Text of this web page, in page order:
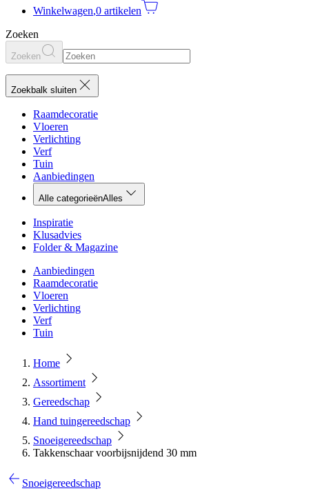
Winkelwagen,0 artikelen
Zoeken
Zoeken
Zoekbalk sluiten
Raamdecoratie
Vloeren
Verlichting
Verf
Tuin
Aanbiedingen
Alle categorieënAlles
Inspiratie
Klusadvies
Folder & Magazine
Aanbiedingen
Raamdecoratie
Vloeren
Verlichting
Verf
Tuin
Home
Assortiment
Gereedschap
Hand tuingereedschap
Snoeigereedschap
Takkenschaar voorbijsnijdend 30 mm
Snoeigereedschap